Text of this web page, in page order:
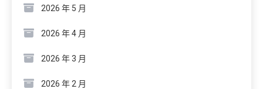
2026 年 5 月
2026 年 4 月
2026 年 3 月
2026 年 2 月